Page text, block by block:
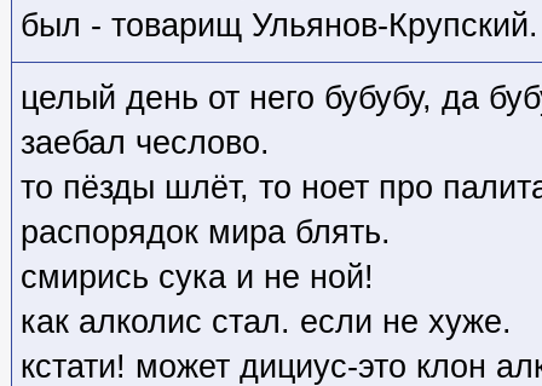
был - товарищ Ульянов-Крупский.
целый день от него бубубу, да
заебал чеслово.
то пёзды шлёт, то ноет про
распорядок мира блять.
смирись сука и не ной!
как алколис стал. если не хуже.
кстати! может дициус-это клон